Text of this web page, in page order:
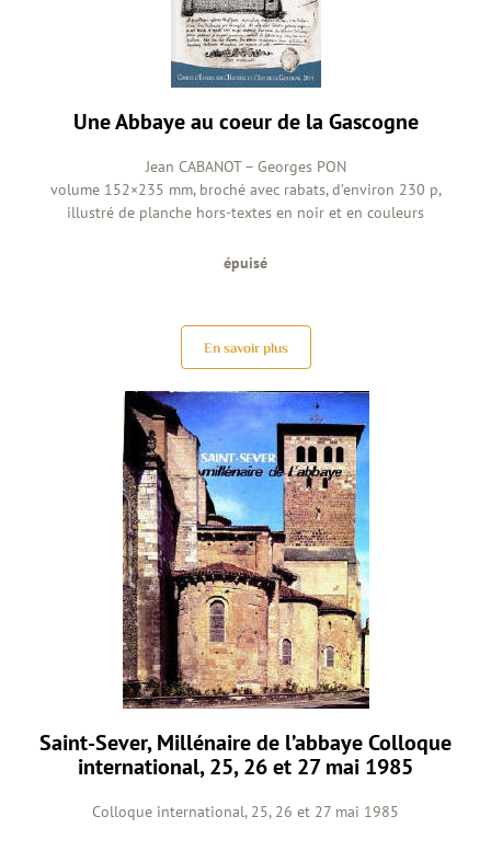
Une Abbaye au coeur de la Gascogne
Jean CABANOT – Georges PON
volume 152×235 mm, broché avec rabats, d’environ 230 p,
illustré de planche hors-textes en noir et en couleurs
épuisé
En savoir plus
Saint-Sever, Millénaire de l’abbaye Colloque
international, 25, 26 et 27 mai 1985
Colloque international, 25, 26 et 27 mai 1985